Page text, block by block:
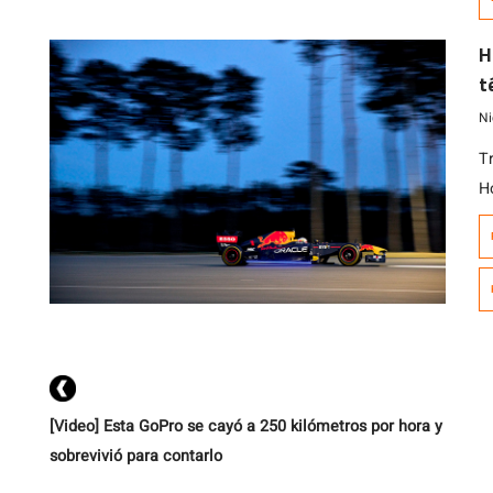
[Video] Esta GoPro se cayó a 250 kilómetros por hora y
sobrevivió para contarlo